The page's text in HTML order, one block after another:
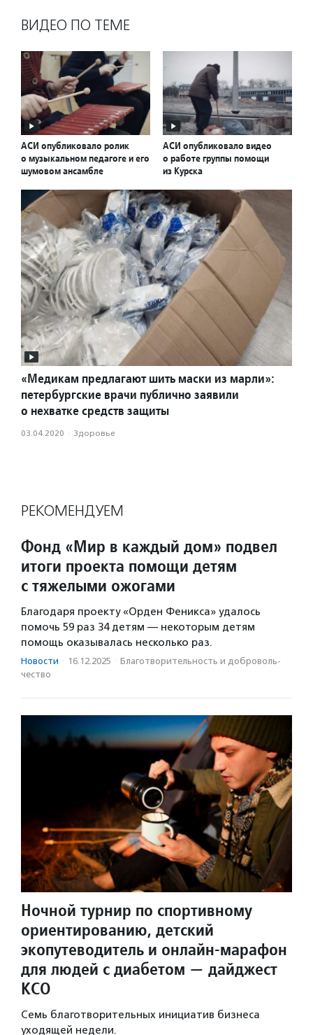
ВИДЕО ПО ТЕМЕ
АСИ опубликовало ролик
о музыкальном педагоге и его
шумовом ансамбле
АСИ опубликовало видео
о работе группы помощи
из Курска
«Медикам предлагают шить маски из марли»:
петербургские врачи публично заявили
о нехватке средств защиты
03.04.2020 · Здоровье
РЕКОМЕНДУЕМ
Фонд «Мир в каждый дом» подвел
итоги проекта помощи детям
с тяжелыми ожогами
Благодаря проекту «Орден Феникса» удалось
помочь 59 раз 34 детям — некоторым детям
помощь оказывалась несколько раз.
Новости · 16.12.2025 · Благотвори­тель­ность и доброволь­
чест­во
Ночной турнир по спортивному
ориентированию, детский
экопутеводитель и онлайн-марафон
для людей с диабетом — дайджест
КСО
Семь благотворительных инициатив бизнеса
уходящей недели.